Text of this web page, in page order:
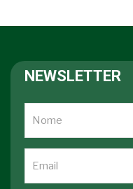
NEWSLETTER